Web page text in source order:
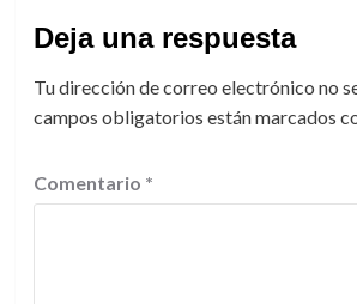
Deja una respuesta
Tu dirección de correo electrónico no
campos obligatorios están marcados
Comentario *